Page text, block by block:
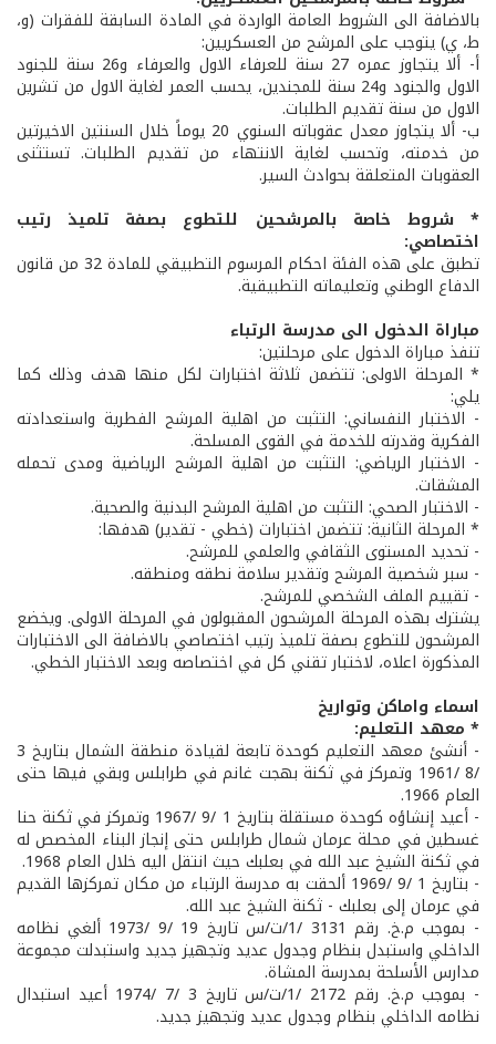
بالاضافة الى الشروط العامة الواردة في المادة السابقة للفقرات (و،
ط، ي) يتوجب على المرشح من العسكريين:
أ- ألا يتجاوز عمره 27 سنة للعرفاء الاول والعرفاء و26 سنة للجنود
الاول والجنود و24 سنة للمجندين، يحسب العمر لغاية الاول من تشرين
الاول من سنة تقديم الطلبات.
ب- ألا يتجاوز معدل عقوباته السنوي 20 يوماً خلال السنتين الاخيرتين
من خدمته، وتحسب لغاية الانتهاء من تقديم الطلبات. تستثنى
العقوبات المتعلقة بحوادث السير.
* شروط خاصة بالمرشحين للتطوع بصفة تلميذ رتيب
اختصاصي:
تطبق على هذه الفئة احكام المرسوم التطبيقي للمادة 32 من قانون
الدفاع الوطني وتعليماته التطبيقية.
مباراة الدخول الى مدرسة الرتباء
تنفذ مباراة الدخول على مرحلتين:
* المرحلة الاولى: تتضمن ثلاثة اختبارات لكل منها هدف وذلك كما
يلي:
- الاختبار النفساني: التثبت من اهلية المرشح الفطرية واستعدادته
الفكرية وقدرته للخدمة في القوى المسلحة.
- الاختبار الرياضي: التثبت من اهلية المرشح الرياضية ومدى تحمله
المشقات.
- الاختبار الصحي: التثبت من اهلية المرشح البدنية والصحية.
* المرحلة الثانية: تتضمن اختبارات (خطي - تقدير) هدفها:
- تحديد المستوى الثقافي والعلمي للمرشح.
- سبر شخصية المرشح وتقدير سلامة نطقه ومنطقه.
- تقييم الملف الشخصي للمرشح.
يشترك بهذه المرحلة المرشحون المقبولون في المرحلة الاولى. ويخضع
المرشحون للتطوع بصفة تلميذ رتيب اختصاصي بالاضافة الى الاختبارات
المذكورة اعلاه، لاختبار تقني كل في اختصاصه وبعد الاختبار الخطي.
اسماء واماكن وتواريخ
* معهد التعليم:
- أنشئ معهد التعليم كوحدة تابعة لقيادة منطقة الشمال بتاريخ 3
/8 /1961 وتمركز في ثكنة بهجت غانم في طرابلس وبقي فيها حتى
العام 1966.
- أعيد إنشاؤه كوحدة مستقلة بتاريخ 1 /9 /1967 وتمركز في ثكنة حنا
غسطين في محلة عرمان شمال طرابلس حتى إنجاز البناء المخصص له
في ثكنة الشيخ عبد الله في بعلبك حيث انتقل اليه خلال العام 1968.
- بتاريخ 1 /9 /1969 ألحقت به مدرسة الرتباء من مكان تمركزها القديم
في عرمان إلى بعلبك - ثكنة الشيخ عبد الله.
- بموجب م.خ. رقم 3131 /1/ت/س تاريخ 19 /9 /1973 ألغي نظامه
الداخلي واستبدل بنظام وجدول عديد وتجهيز جديد واستبدلت مجموعة
مدارس الأسلحة بمدرسة المشاة.
- بموجب م.خ. رقم 2172 /1/ت/س تاريخ 3 /7 /1974 أعيد استبدال
نظامه الداخلي بنظام وجدول عديد وتجهيز جديد.